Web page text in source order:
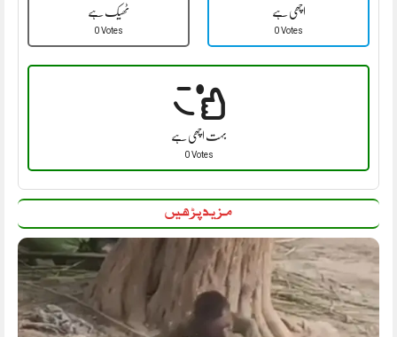
ٹھیک ہے
0 Votes
اچھی ہے
0 Votes
بہت اچھی ہے
0 Votes
مزید پڑھیں